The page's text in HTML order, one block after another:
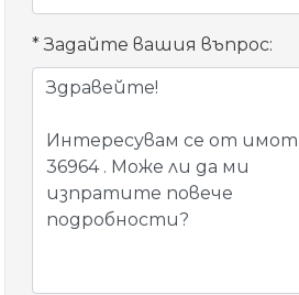
Задайте вашия въпрос: